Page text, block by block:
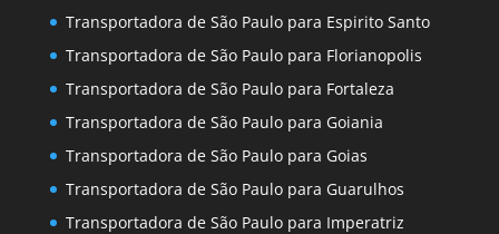
Transportadora de São Paulo para Espirito Santo
Transportadora de São Paulo para Florianopolis
Transportadora de São Paulo para Fortaleza
Transportadora de São Paulo para Goiania
Transportadora de São Paulo para Goias
Transportadora de São Paulo para Guarulhos
Transportadora de São Paulo para Imperatriz